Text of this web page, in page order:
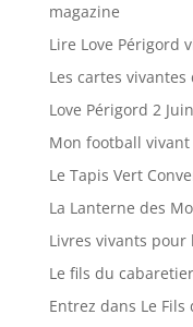
magazine
Lire Love Périgord
Les cartes
Love Périgord 2
Mon football vivant
Le Tapis Vert
La Lanterne des
Livres vivants
Le fils du cabaretier
Entrez dans Le